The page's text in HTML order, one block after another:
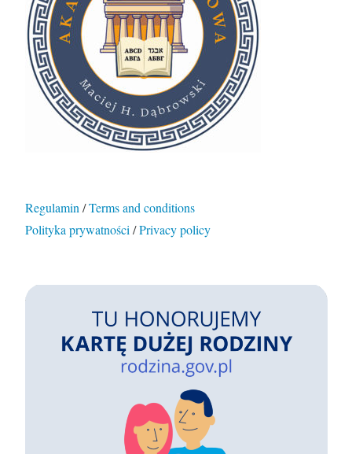
Regulamin/Terms and conditions
Polityka prywatności/Privacy policy